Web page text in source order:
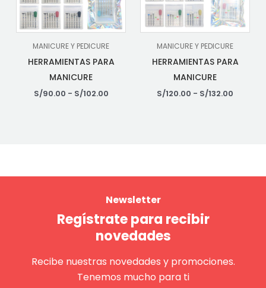
MANICURE Y PEDICURE
HERRAMIENTAS PARA
MANICURE
S/90.00 - S/102.00
MANICURE Y PEDICURE
HERRAMIENTAS PARA
MANICURE
S/120.00 - S/132.00
Newsletter
Regístrate para recibir
novedades
Recibe nuestras novedades y promociones.
Tenemos mucho para ti